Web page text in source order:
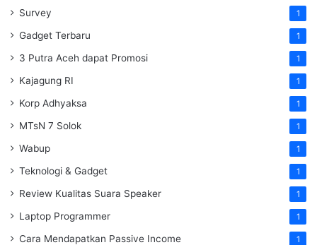
Survey 1
Gadget Terbaru 1
3 Putra Aceh dapat Promosi 1
Kajagung RI 1
Korp Adhyaksa 1
MTsN 7 Solok 1
Wabup 1
Teknologi & Gadget 1
Review Kualitas Suara Speaker 1
Laptop Programmer 1
Cara Mendapatkan Passive Income 1